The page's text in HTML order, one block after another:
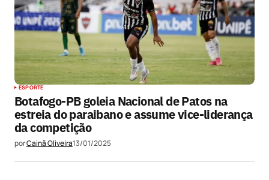
ESPORTE
Botafogo-PB goleia Nacional de Patos na
estreia do paraibano e assume vice-liderança
da competição
porCainã Oliveira13/01/2025